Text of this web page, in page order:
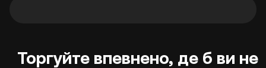
Торгуйте впевнено, де б ви не